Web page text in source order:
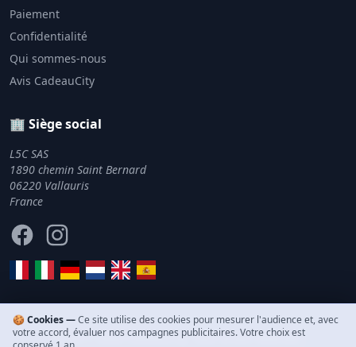
Paiement
Confidentialité
Qui sommes-nous
Avis CadeauCity
🏢 Siège social
L5C SAS
1890 chemin Saint Bernard
06220 Vallauris
France
FacebookInstagram
© 2011–2026 CadeauCity. Tous droits réservés.
🍪 Cookies —Ce site utilise des cookies pour mesurer l'audience et, avec
votre accord, évaluer nos campagnes publicitaires. Votre choix est